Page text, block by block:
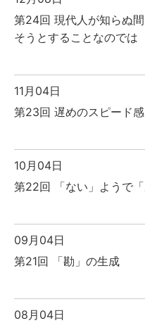
第24回 現代人が知らぬ
そうとすることなのでは
11月04日
第23回 遅めのスピード
10月04日
第22回 「ない」ようで
09月04日
第21回 「勘」の生成
08月04日